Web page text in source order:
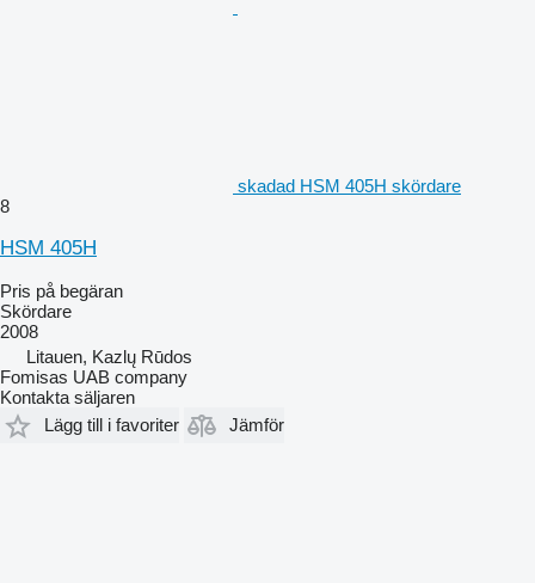
skadad HSM 405H skördare
8
HSM 405H
Pris på begäran
Skördare
2008
Litauen, Kazlų Rūdos
Fomisas UAB company
Kontakta säljaren
Lägg till i favoriter
Jämför